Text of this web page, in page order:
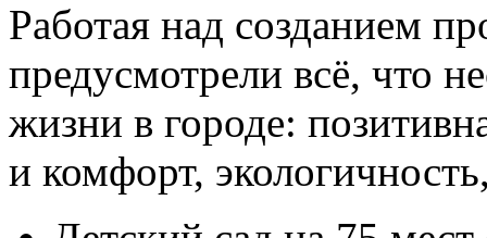
Работая над созданием
предусмотрели всё, что
жизни в городе:
и комфорт,